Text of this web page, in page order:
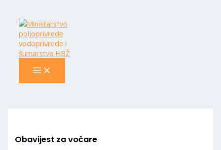
content
Obavijest za voćare